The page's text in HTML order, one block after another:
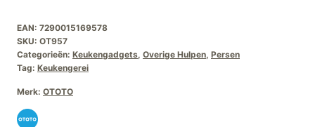
EAN: 7290015169578
SKU: OT957
Categorieën: Keukengadgets, Overige Hulpen, Persen
Tag: Keukengerei
Merk: OTOTO